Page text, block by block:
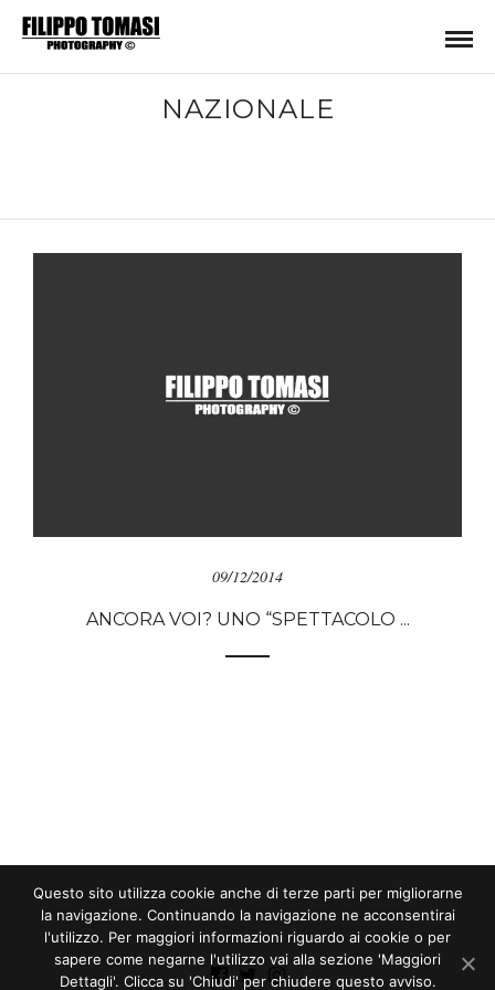
NAZIONALE
09/12/2014
ANCORA VOI? UNO “SPETTACOLO ...
Questo sito utilizza cookie anche di terze parti per migliorarne
la navigazione. Continuando la navigazione ne acconsentirai
l'utilizzo. Per maggiori informazioni riguardo ai cookie o per
sapere come negarne l'utilizzo vai alla sezione 'Maggiori
Dettagli'. Clicca su 'Chiudi' per chiudere questo avviso.